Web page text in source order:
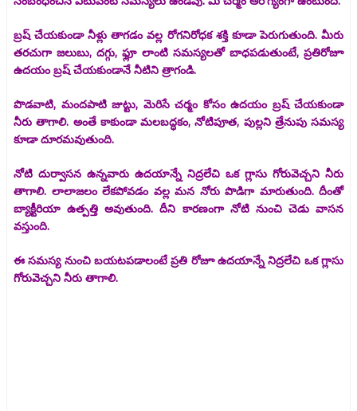
బ్రష్ చేయకుండా నీళ్లు తాగడం వల్ల రోగనిరోధక శక్తి కూడా పెరుగుతుంది. మీరు
తరచుగా జలుబు, దగ్గు, ఫ్లూ లాంటి సమస్యలతో బాధపడుతుంటే, ప్రతిరోజూ
ఉదయం బ్రష్ చేయకుండానే నీటిని త్రాగండి.
పొడవాటి, మందపాటి జుట్టు, మెరిసే చర్మం కోసం ఉదయం బ్రష్ చేయకుండా
నీరు తాగాలి. అంతే కాకుండా మలబద్ధకం, నోటిపూత, పుల్లని త్రేనుపు సమస్య
కూడా దూరమవుతుంది.
నోటి దుర్వాసన ఉన్నవారు ఉదయాన్నే నిద్రలేచి ఒక గ్లాసు గోరువెచ్చని నీరు
తాగాలి. లాలాజలం లేకపోవడం వల్ల మన నోరు పొడిగా మారుతుంది. దీంతో
బ్యాక్టీరియా ఉత్పత్తి అవుతుంది. దీని కారణంగా నోటి నుంచి చెడు వాసన
వస్తుంది.
ఈ సమస్య నుంచి బయటపడాలంటే ప్రతి రోజూ ఉదయాన్నే నిద్రలేచి ఒక గ్లాసు
గోరువెచ్చని నీరు తాగాలి.